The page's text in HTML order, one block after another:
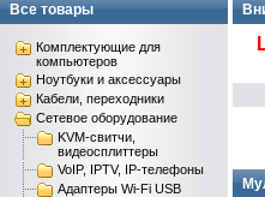
Все товары
Комплектующие для
компьютеров
Ноутбуки и аксессуары
Кабели, переходники
Сетевое оборудование
KVM-свитчи,
видеосплиттеры
VoIP, IPTV, IP-телефоны
Адаптеры Wi-Fi USB